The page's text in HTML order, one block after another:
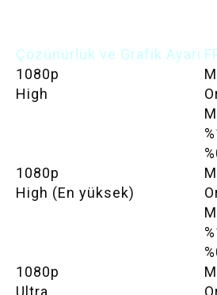
Çözünürlük ve Grafik Ayarı
1080p
High
1080p
High (En yüksek)
1080p
Ultra